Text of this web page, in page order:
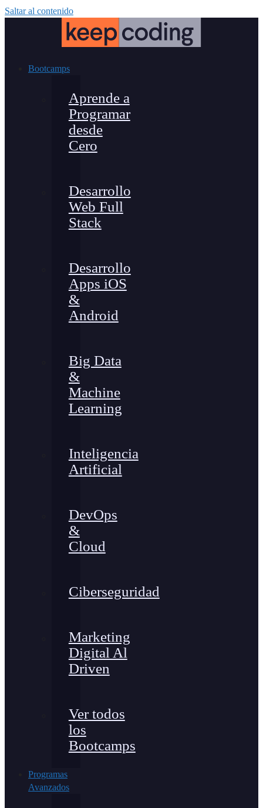
Saltar al contenido
Bootcamps
Aprende a
Programar
desde
Cero
Desarrollo
Web Full
Stack
Desarrollo
Apps iOS
&
Android
Big Data
&
Machine
Learning
Inteligencia
Artificial
DevOps
&
Cloud
Ciberseguridad
Marketing
Digital Al
Driven
Ver todos
los
Bootcamps
Programas
Avanzados